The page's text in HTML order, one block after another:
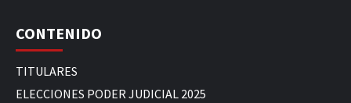
CONTENIDO
TITULARES
ELECCIONES PODER JUDICIAL 2025